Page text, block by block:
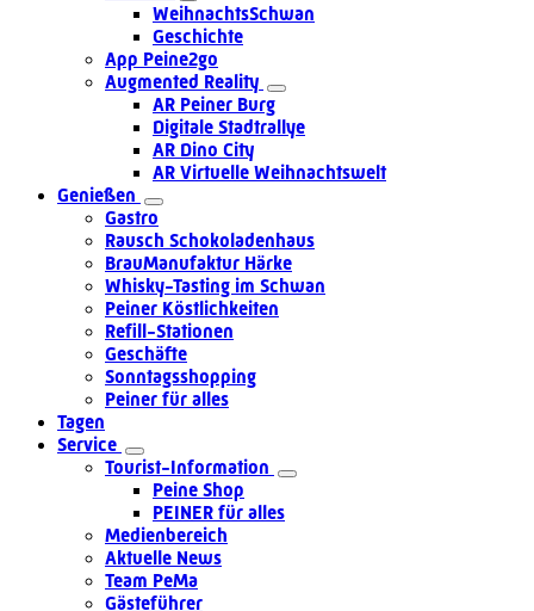
WeihnachtsSchwan
Geschichte
App Peine2go
Augmented Reality
AR Peiner Burg
Digitale Stadtrallye
AR Dino City
AR Virtuelle Weihnachtswelt
Genießen
Gastro
Rausch Schokoladenhaus
BrauManufaktur Härke
Whisky-Tasting im Schwan
Peiner Köstlichkeiten
Refill-Stationen
Geschäfte
Sonntagsshopping
Peiner für alles
Tagen
Service
Tourist-Information
Peine Shop
PEINER für alles
Medienbereich
Aktuelle News
Team PeMa
Gästeführer